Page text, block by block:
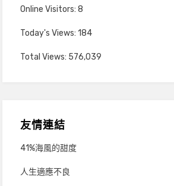
Online Visitors: 8
Today's Views: 184
Total Views: 576,039
友情連結
41%海風的甜度
人生適應不良